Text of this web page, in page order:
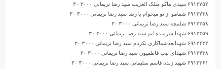
۶۹۱۳۷۵۲ سیدی ماکو مثلک الغریب سید رضا نریمانی ۳۰۰۰ ۳۰
۶۹۱۳۷۳۸ شفامو از تو میخوام یا رضا سید رضا نریمانی ۳۰۰۰ ۳۰
۶۹۱۳۳۵۸ شلمچه سید رضا نریمانی ۳۰۰۰ ۳۰
۶۹۱۳۳۵۹ شهدا شرمنده ایم سید رضا نریمانی ۳۰۰۰ ۳۰
۶۹۱۳۴۳۲ شهدابعدشماکاری نکردم سید رضا نریمانی ۳۰۰۰ ۳۰
۶۹۱۳۴۳۸ شهدای تیپ فاطمیون سید رضا نریمانی ۳۰۰۰ ۳۰
۶۹۱۳۳۶۱ شهید زنده قاسم سلیمانی سید رضا نریمانی ۳۰۰۰ ۳۰